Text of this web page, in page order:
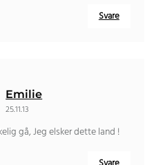
Svare
Emilie
25.11.13
gå, Jeg elsker dette land !